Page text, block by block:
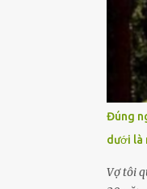
nên
năng.
Đúng
dưới là
Vợ tôi